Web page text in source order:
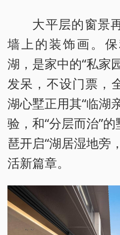
大平层的窗景
墙上的装饰画。
湖，是家中的“私家
发呆，不设门票，
湖心墅正用其“临湖
验，和“分层而治”
琶开启“湖居湿地旁
活新篇章。